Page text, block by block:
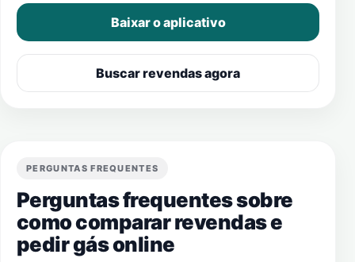
Baixar o aplicativo
Buscar revendas agora
PERGUNTAS FREQUENTES
Perguntas frequentes sobre
como comparar revendas e
pedir gás online